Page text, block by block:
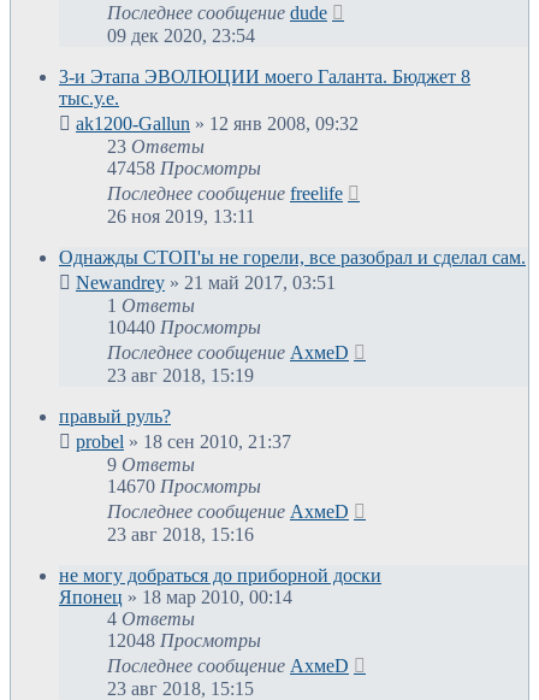
Последнее сообщение dude
09 дек 2020, 23:54
3-и Этапа ЭВОЛЮЦИИ моего Галанта. Бюджет 8
тыс.у.е.
ak1200-Gallun » 12 янв 2008, 09:32
23 Ответы
47458 Просмотры
Последнее сообщение freelife
26 ноя 2019, 13:11
Однажды СТОП'ы не горели, все разобрал и сделал сам.
Newandrey » 21 май 2017, 03:51
1 Ответы
10440 Просмотры
Последнее сообщение АхмеD
23 авг 2018, 15:19
правый руль?
probel » 18 сен 2010, 21:37
9 Ответы
14670 Просмотры
Последнее сообщение АхмеD
23 авг 2018, 15:16
не могу добраться до приборной доски
Японец » 18 мар 2010, 00:14
4 Ответы
12048 Просмотры
Последнее сообщение АхмеD
23 авг 2018, 15:15